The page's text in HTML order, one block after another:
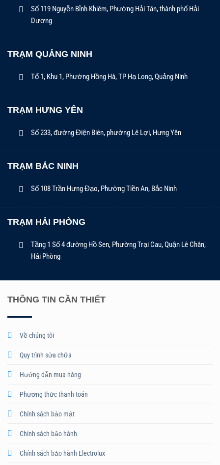
Số 119 Nguyễn Bỉnh Khiêm, Phường Hải Tân, thành phố Hải
Dương
TRẠM QUẢNG NINH
Tổ 1, Khu 1, Phường Hồng Hà, TP Hạ Long, Quảng Ninh
TRẠM HƯNG YÊN
Số 233, đường Điện Biên, phường Lê Lợi, Hưng Yên
TRẠM BẮC NINH
Số 108 Trần Hưng Đạo, Phường Tiền An, Bắc Ninh
TRẠM HẢI PHÒNG
Tầng 1 Số 4 đường Hồ Sen, Phường Trại Cau, Quận Lê Chân,
Hải Phòng
THÔNG TIN CẦN THIẾT
Về chúng tôi
Quy trình sửa chữa
Hướng dẫn mua hàng
Phương thức thanh toán
Chính sách bảo mật
Chính sách bảo hành
Chính sách bảo hành Electrolux